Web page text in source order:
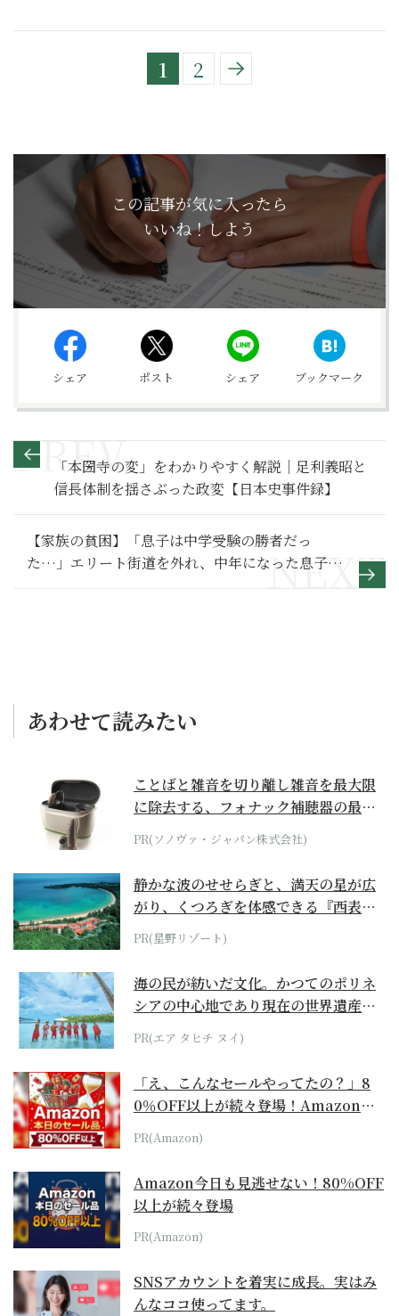
1 2
この記事が気に入ったら
いいね！しよう
シェア ポスト シェア ブックマーク
「本圀寺の変」をわかりやすく解説｜足利義昭と
信長体制を揺さぶった政変【日本史事件録】
【家族の貧困】「息子は中学受験の勝者だっ
た…」エリート街道を外れ、中年になった息子へ
の後悔～その２～
あわせて読みたい
ことばと雑音を切り離し雑音を最大限
に除去する、フォナック補聴器の最上
位モデル
PR(ソノヴァ・ジャパン株式会社)
静かな波のせせらぎと、満天の星が広
がり、くつろぎを体感できる『西表島
ホテル by...
PR(星野リゾート)
海の民が紡いだ文化。かつてのポリネ
シアの中心地であり現在の世界遺産か
らみえてくる...
PR(エア タヒチ ヌイ)
「え、こんなセールやってたの？」8
0％OFF以上が続々登場！Amazonの
本気が...
PR(Amazon)
Amazon今日も見逃せない！80%OFF
以上が続々登場
PR(Amazon)
SNSアカウントを着実に成長。実はみ
んなココ使ってます。